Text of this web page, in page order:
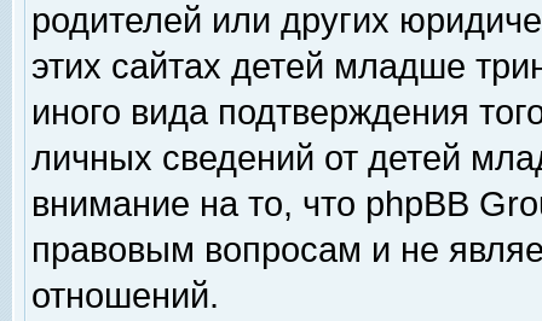
родителей или других
этих сайтах детей младше
иного вида подтверждения
личных сведений от детей
внимание на то, что phpBB
правовым вопросам и не
отношений.